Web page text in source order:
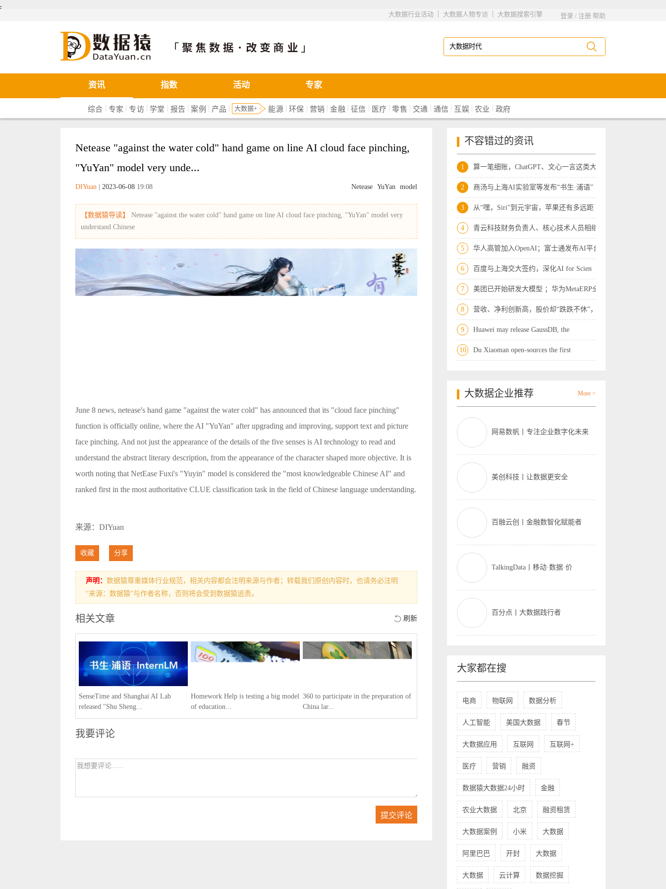
܄
登录 / 注册 帮助
大数据搜索引擎
|
大数据人物专访
|
大数据行业活动
数据猿
资讯 指数 活动 专家
综合 | 专家 |专访| 学堂 | 报告 | 案例 | 产品 | 大数据+ 能源 |环保 | 营销 |金融 |征信 | 医疗 | 零售 | 交通 | 通信 | 互娱 | 农业 | 政府
Netease "against the water cold" hand game on line AI cloud face pinching,
"YuYan" model very unde...
Netease YuYan model
DIYuan 2023-06-08 19:08
【数据猿导读】
Netease "against the water cold" hand game on line AI cloud face pinching, "YuYan" model very
understand Chinese
June 8 news, netease's hand game "against the water cold" has announced that its "cloud face pinching"
function is officially online, where the AI "YuYan" after upgrading and improving, support text and picture
face pinching. And not just the appearance of the details of the five senses is AI technology to read and
understand the abstract literary description, from the appearance of the character shaped more objective. It is
worth noting that NetEase Fuxi's "Yuyin" model is considered the "most knowledgeable Chinese AI" and
ranked first in the most authoritative CLUE classification task in the field of Chinese language understanding.
来源：DIYuan
收藏 分享
声明： 数据猿尊重媒体行业规范，相关内容都会注明来源与作者；转载我们原创内容时，也请务必注明
“来源：数据猿”与作者名称，否则将会受到数据猿追责。
刷新
相关文章
SenseTime and Shanghai AI Lab
released "Shu Sheng...
Homework Help is testing a big model
of education...
360 to participate in the preparation of
China lar...
我要评论
不容错过的资讯
1 算一笔细账，ChatGPT、文心一言这类大模
2 商汤与上海AI实验室等发布“书生·浦语”
3 从“嘿，Siri”到元宇宙，苹果还有多远距
4 青云科技财务负责人、核心技术人员相继离
5 华人高管加入OpenAI；富士通发布AI平台；
6 百度与上海交大签约，深化AI for Scien
7 美团已开始研发大模型 ；华为MetaERP全
8 营收、净利创新高，股价却“跌跌不休”，
9 Huawei may release GaussDB, the
10 Du Xiaoman open-sources the first
大数据企业推荐 More >
网易数帆丨专注企业数字化未来
美创科技丨让数据更安全
百融云创丨金融数智化赋能者
TalkingData丨移动·数据·价
百分点丨大数据践行者
大家都在搜
电商 物联网 数据分析
人工智能 美国大数据 春节
大数据应用 互联网 互联网+
医疗 营销 融资
数据猿大数据24小时 金融
农业大数据 北京 融资租赁
大数据案例 小米 大数据
阿里巴巴 开封 大数据
大数据 云计算 数据挖掘